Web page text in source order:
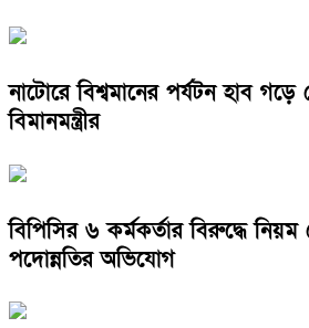
নাটোরে বিশ্বমানের পর্যটন হাব
বিমানমন্ত্রীর
বিপিসির ৬ কর্মকর্তার বিরুদ্ধে নিয়ম
পদোন্নতির অভিযোগ